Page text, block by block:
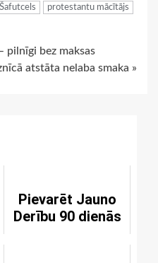
protestantu mācītājs
pilnīgi bez maksas
atstāta nelaba smaka »
Pievarēt Jauno
Derību 90 dienās